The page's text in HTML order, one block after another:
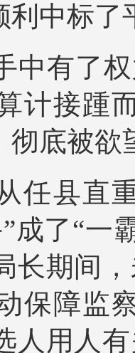
利中标
中有了
计接踵
彻底被
任县直
成了“一
长期间
保障监
人用人